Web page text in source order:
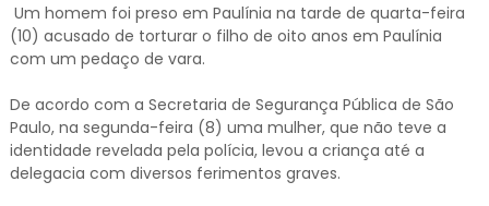
Um homem foi preso em Paulínia na tarde de quarta-feira
(10) acusado de torturar o filho de oito anos em Paulínia
com um pedaço de vara.
De acordo com a Secretaria de Segurança Pública de São
Paulo, na segunda-feira (8) uma mulher, que não teve a
identidade revelada pela polícia, levou a criança até a
delegacia com diversos ferimentos graves.